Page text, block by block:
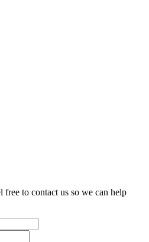
to contact us so we can help